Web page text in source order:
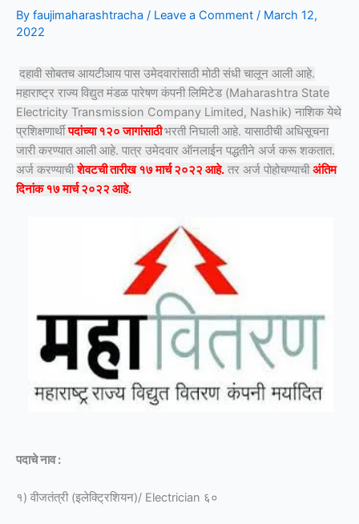
By faujimaharashtracha / Leave a Comment / March 12,
2022
दहावी सोबतच आयटीआय पास उमेदवारांसाठी मोठी संधी चालून आली आहे.
महाराष्ट्र राज्य विद्युत मंडळ पारेषण कंपनी लिमिटेड (Maharashtra State
Electricity Transmission Company Limited, Nashik) नाशिक येथे
प्रशिक्षणार्थीपदांच्या १२० जागांसाठीभरती निघाली आहे. यासाठीची अधिसूचना
जारी करण्यात आली आहे. पात्र उमेदवार ऑनलाईन पद्धतीने अर्ज करू शकतात.
अर्ज करण्याचीशेवटची तारीख १७ मार्च २०२२ आहे. तर अर्ज पोहोचण्याचीअंतिम
दिनांक १७ मार्च २०२२ आहे.
पदाचे नाव :
१) वीजतंत्री (इलेक्ट्रिशियन)/ Electrician ६०